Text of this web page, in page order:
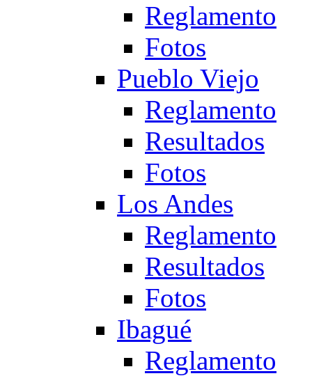
Reglamento
Fotos
Pueblo Viejo
Reglamento
Resultados
Fotos
Los Andes
Reglamento
Resultados
Fotos
Ibagué
Reglamento